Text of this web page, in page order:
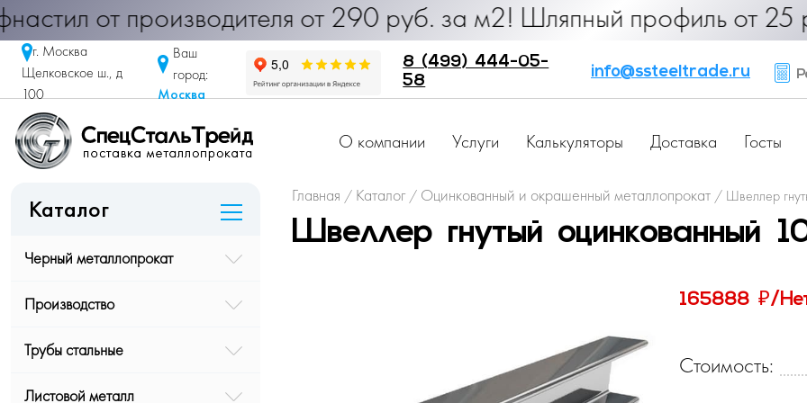
от производителя от 290 руб. за м2! Шляпный профиль
г. Москва
Щелковское ш., д
100
Ваш
город:
Москва
8 (499) 444-05-
58
info@ssteeltrade.ru
О компании Услуги Калькуляторы Доставка Госты
Каталог
Черный металлопрокат
Производство
Трубы стальные
Листовой металл
Главная / Каталог / Оцинкованный и окрашенный металлопрокат / Швеллер
Швеллер гнутый оцинкованный
165888 ₽/
Стоимость: